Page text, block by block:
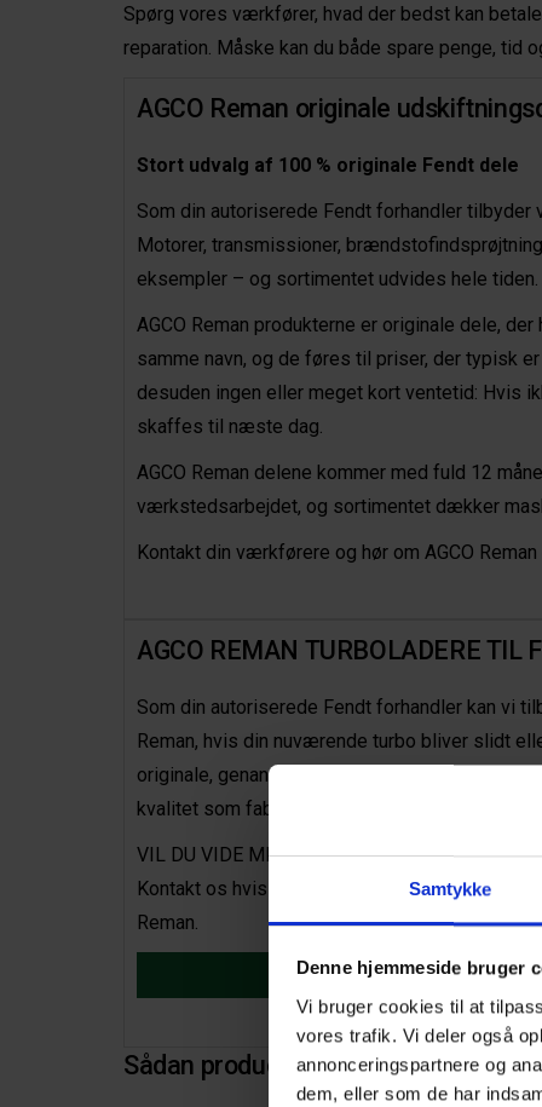
Samtykke
Denne hjemmeside bruger
Vi bruger cookies til at
vores trafik. Vi deler også
annonceringspartnere og
dem, eller som de har
Spørg vores værkfører, hvad der bedst kan
reparation. Måske kan du både spare penge,
AGCO Reman originale
Stort udvalg af 100 % originale Fendt dele
Som din autoriserede Fendt forhandler tilbyder
Motorer, transmissioner,
eksempler – og sortimentet udvides hele tiden.
AGCO Reman produkterne er originale dele,
samme navn, og de føres til priser, der typisk
desuden ingen eller meget kort ventetid: Hvis
skaffes til næste dag.
AGCO Reman delene kommer med fuld 12
værkstedsarbejdet, og sortimentet dækker
Kontakt din værkførere og hør om AGCO
AGCO REMAN TURBOLADERE TIL
Som din autoriserede Fendt forhandler kan vi
Reman, hvis din nuværende turbo bliver slidt
originale, genanvendte enheder, der er blevet
kvalitet som fabriksnye og med de nyeste
VIL DU VIDE MERE? KONTAKT OS NU
Kontakt os hvis du ønsker mere information om
Reman.
Læs mere om
Sådan produceres en AGCO Reman